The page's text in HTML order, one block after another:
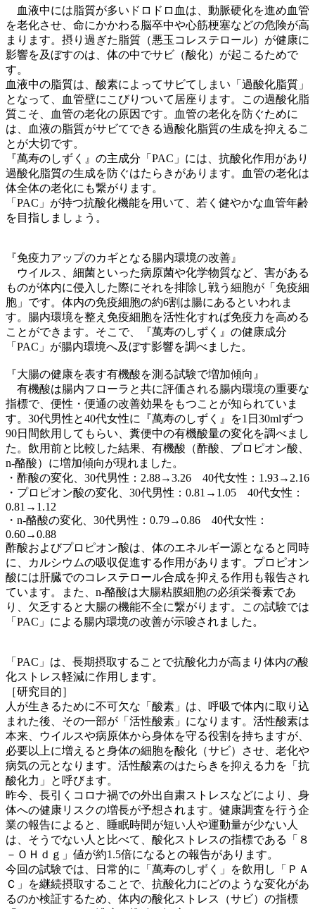
血液中には脂質が多いドロドロ血は、動脈硬化を進め血管
を老化させ、命にかかわる脳卒中や心筋梗塞などの危険が高
まります。摂り過ぎた脂質（悪玉コレステロール）が健康に
影響を及ぼすのは、体の中でサビ（酸化）が起こるためで
す。
血液中の脂質は、酸素によってサビてしまい「過酸化脂質」
となって、血管壁にこびりついて居座ります。この過酸化脂
質こそ、血管の老化の原因です。血管の老化を防ぐために
は、血液の脂質がサビてできる過酸化脂質の生成を抑えるこ
とが大切です。
『萬寿のしずく』の主成分「PAC」には、抗酸化作用があり
過酸化脂質の生成を防ぐはたらきがあります。血管の老化は
体全体の老化にも繋がります。
「PAC」が持つ抗酸化機能を用いて、若く健やかな血管年齢
を目指しましょう。
『免疫力アップのカギとなる腸内環境の改善』
ウイルス、細菌といった病原菌や化学物質など、害がある
ものが体内に侵入した際にそれを排除し戦う細胞が「免疫細
胞」です。体内の免疫細胞の約6割は腸にあるといわれま
す。腸内環境を整え免疫細胞を活性化すれば免疫力を高める
ことができます。そこで、『萬寿のしずく』の健康成分
「PAC」が腸内環境へ及ぼす影響を調べました。
『大腸の健康を表す有機酸を測る試験で増加傾向』
有機酸は腸内フローラと共に評価される腸内環境の重要な
指標で、便性・便通の改善効果をもつことが知られていま
す。30代男性と40代女性に『萬寿のしずく』を1日30mlずつ
90日間飲用してもらい、糞便中の有機酸量の変化を調べまし
た。飲用前と比較した結果、有機酸（酢酸、プロピオン酸、
n-酪酸）に増加傾向が現れました。
・酢酸の変化、30代男性：2.88→3.26 40代女性：1.93→2.16
・プロピオン酸の変化、30代男性：0.81→1.05 40代女性：
0.81→1.12
・n-酪酸の変化、30代男性：0.79→0.86 40代女性：
0.60→0.88
酢酸およびプロピオン酸は、体のエネルギー源となると同時
に、カルシウムの吸収促進する作用があります。プロピオン
酸には肝臓でのコレステロール合成を抑える作用も報告され
ています。また、n-酪酸は大腸粘膜細胞の必須栄養素であ
り、欠乏すると大腸の機能不全に繋がります。この試験では
「PAC」による腸内環境の改善が示唆されました。
「PAC」は、長期摂取することで抗酸化力が高まり体内の酸
化ストレス軽減に作用します。
［研究目的］
人が生きるために不可欠な「酸素」は、呼吸で体内に取り込
まれた後、その一部が「活性酸素」になります。活性酸素は
本来、ウイルスや病原体から身体を守る役割を持ちますが、
必要以上に増えると身体の細胞を酸化（サビ）させ、老化や
病気の元となります。活性酸素のはたらきを抑える力を「抗
酸化力」と呼びます。
昨今、長引くコロナ禍での外出自粛ストレスなどにより、身
体への健康リスクの増長が予想されます。健康調査を行う企
業の報告によると、睡眠時間が短い人や運動量が少ない人
は、そうでない人と比べて、酸化ストレスの指標である「８
－ＯＨｄｇ」値が約1.5倍になるとの報告があります。
今回の試験では、日常的に「萬寿のしずく」を飲用し「ＰＡ
Ｃ」を継続摂取することで、抗酸化力にどのような変化があ
るのか検証するため、体内の酸化ストレス（サビ）の指標